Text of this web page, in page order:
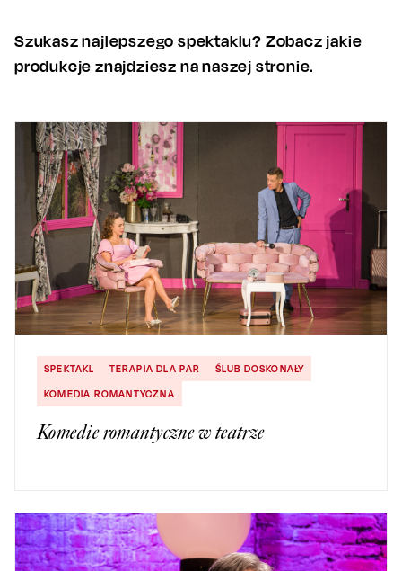
Szukasz najlepszego spektaklu? Zobacz jakie
produkcje znajdziesz na naszej stronie.
SPEKTAKL TERAPIA DLA PAR
ŚLUB DOSKONAŁY
KOMEDIA ROMANTYCZNA
Komedie romantyczne w teatrze